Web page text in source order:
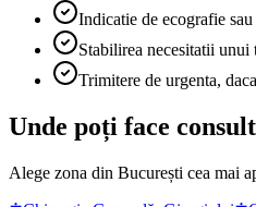
Indicatie de ecografie
Stabilirea necesitatii unui
Trimitere de urgenta,
Unde poți face
Alege zona din București cea mai